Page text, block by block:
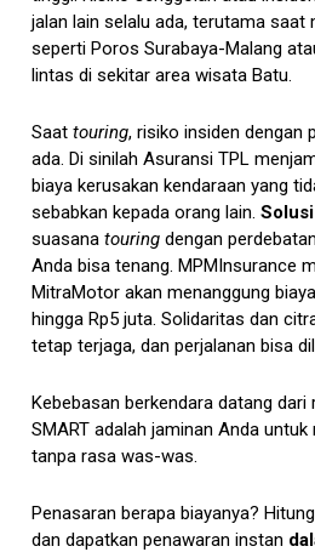
jalan lain selalu ada, terutama saat
seperti Poros Surabaya-Malang
lintas di sekitar area wisata Batu.
Saattouring, risiko insiden dengan
ada. Di sinilah Asuransi TPL
biaya kerusakan kendaraan yang
sebabkan kepada orang lain.
suasanatouringdengan
Anda bisa tenang. MPMInsurance
MitraMotor akan menanggung
hingga Rp5 juta. Solidaritas dan
tetap terjaga, dan perjalanan bisa
Kebebasan berkendara datang
SMART adalah jaminan Anda
tanpa rasa was-was.
Penasaran berapa biayanya?
dan dapatkan penawaran instan